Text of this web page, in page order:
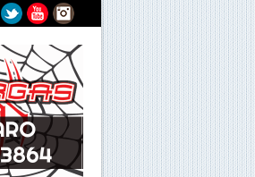
Facebook
TwitterYouTubeInstagram